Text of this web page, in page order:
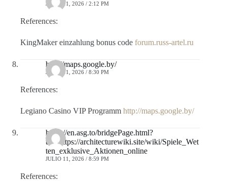
JULIO 11, 2026 / 2:12 PM
References:
KingMaker einzahlung bonus code forum.russ-artel.ru
http://maps.google.by/
JULIO 11, 2026 / 8:30 PM
References:
Legiano Casino VIP Programm http://maps.google.by/
https://en.asg.to/bridgePage.html?
url=https://architecturewiki.site/wiki/Spiele_Wet
ten_exklusive_Aktionen_online
JULIO 11, 2026 / 8:59 PM
References: